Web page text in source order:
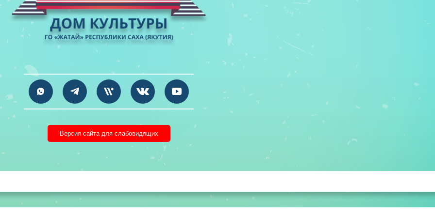
Версия сайта для слабовидящих